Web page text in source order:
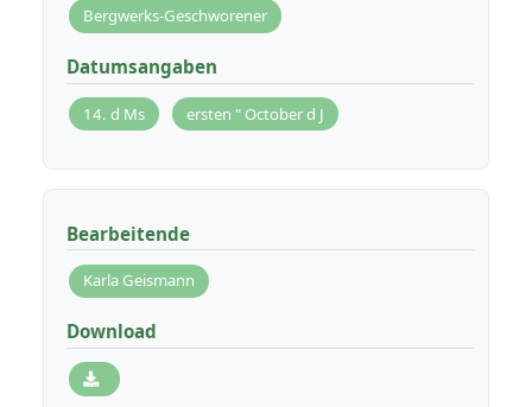
Bergwerks-Geschworener
Datumsangaben
14. d Ms ersten " October d J
Bearbeitende
Karla Geismann
Download